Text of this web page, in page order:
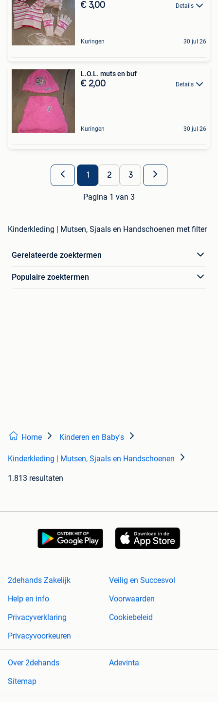
€ 3,00 Details
Kuringen 30 jul 26
L.O.L. muts en buf
€ 2,00 Details
Kuringen 30 jul 26
1 2 3
Pagina 1 van 3
Kinderkleding | Mutsen, Sjaals en Handschoenen met filter
Gerelateerde zoektermen
Populaire zoektermen
Home Kinderen en Baby's
Kinderkleding | Mutsen, Sjaals en Handschoenen
1.813 resultaten
2dehands Zakelijk
Veilig en Succesvol
Help en info
Voorwaarden
Privacyverklaring
Cookiebeleid
Privacyvoorkeuren
Over 2dehands
Adevinta
Sitemap